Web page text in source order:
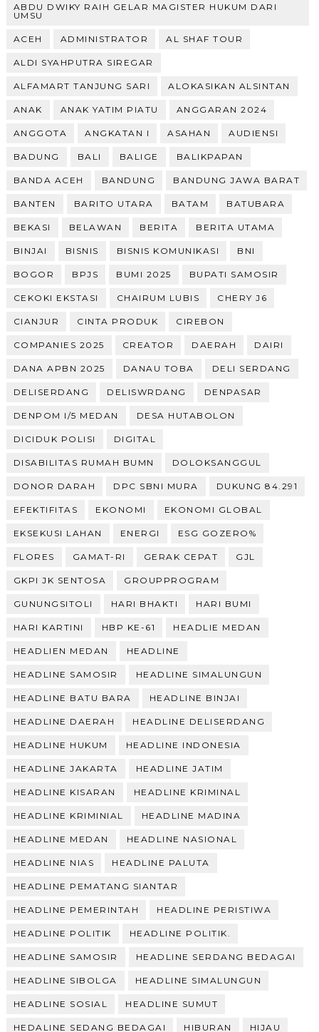
ABDU DWIKY RAIH GELAR MAGISTER HUKUM DARI
UMSU
ACEH ADMINISTRATOR AL SHAF TOUR
ALDI SYAHPUTRA SIREGAR
ALFAMART TANJUNG SARI ALOKASIKAN ALSINTAN
ANAK ANAK YATIM PIATU ANGGARAN 2024
ANGGOTA ANGKATAN I ASAHAN AUDIENSI
BADUNG BALI BALIGE BALIKPAPAN
BANDA ACEH BANDUNG BANDUNG JAWA BARAT
BANTEN BARITO UTARA BATAM BATUBARA
BEKASI BELAWAN BERITA BERITA UTAMA
BINJAI BISNIS BISNIS KOMUNIKASI BNI
BOGOR BPJS BUMI 2025 BUPATI SAMOSIR
CEKOKI EKSTASI CHAIRUM LUBIS CHERY J6
CIANJUR CINTA PRODUK CIREBON
COMPANIES 2025 CREATOR DAERAH DAIRI
DANA APBN 2025 DANAU TOBA DELI SERDANG
DELISERDANG DELISWRDANG DENPASAR
DENPOM I/5 MEDAN DESA HUTABOLON
DICIDUK POLISI DIGITAL
DISABILITAS RUMAH BUMN DOLOKSANGGUL
DONOR DARAH DPC SBNI MURA DUKUNG 84.291
EFEKTIFITAS EKONOMI EKONOMI GLOBAL
EKSEKUSI LAHAN ENERGI ESG GOZERO%
FLORES GAMAT-RI GERAK CEPAT GJL
GKPI JK SENTOSA GROUPPROGRAM
GUNUNGSITOLI HARI BHAKTI HARI BUMI
HARI KARTINI HBP KE-61 HEADLIE MEDAN
HEADLIEN MEDAN HEADLINE
HEADLINE SAMOSIR HEADLINE SIMALUNGUN
HEADLINE BATU BARA HEADLINE BINJAI
HEADLINE DAERAH HEADLINE DELISERDANG
HEADLINE HUKUM HEADLINE INDONESIA
HEADLINE JAKARTA HEADLINE JATIM
HEADLINE KISARAN HEADLINE KRIMINAL
HEADLINE KRIMINIAL HEADLINE MADINA
HEADLINE MEDAN HEADLINE NASIONAL
HEADLINE NIAS HEADLINE PALUTA
HEADLINE PEMATANG SIANTAR
HEADLINE PEMERINTAH HEADLINE PERISTIWA
HEADLINE POLITIK HEADLINE POLITIK.
HEADLINE SAMOSIR HEADLINE SERDANG BEDAGAI
HEADLINE SIBOLGA HEADLINE SIMALUNGUN
HEADLINE SOSIAL HEADLINE SUMUT
HEDALINE SEDANG BEDAGAI HIBURAN HIJAU